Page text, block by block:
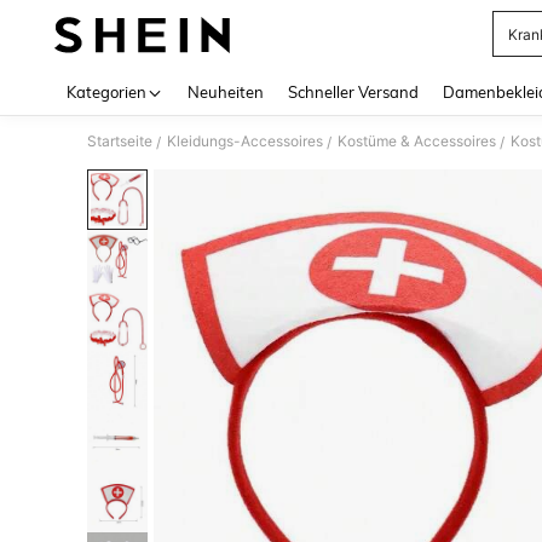
Kategorien Neuheiten Schneller Versand
Startseite / Kleidungs-Accessoires / Kostüme & Accessoires /